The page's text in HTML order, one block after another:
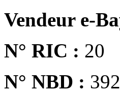
Vendeur e-
N° RIC : 20
N° NBD :